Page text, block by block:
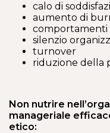
calo di
aumento di
silenzio
turnover
riduzione della
Non nutrire
manageriale
etico: